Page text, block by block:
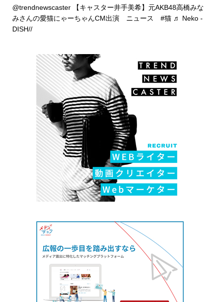
@trendnewscaster【キャスター井手美希】元AKB48高橋みな
みさんの愛猫にゃーちゃんCM出演 ニュース #猫 ♬ Neko -
DISH//